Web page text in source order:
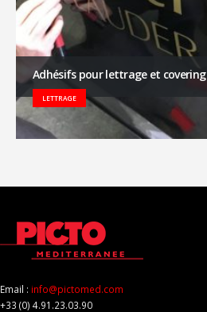
Adhésifs pour lettrage et covering
LETTRAGE
Email : info@pictomed.com
+33 (0) 4.91.23.03.90